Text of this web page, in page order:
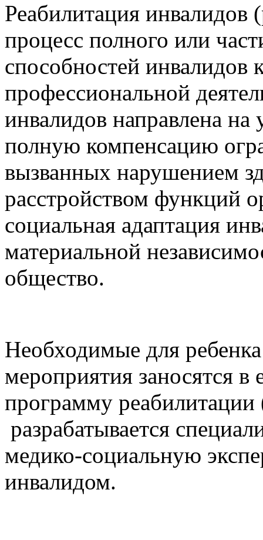
Реабилитация инвалидов
процесс полного или
способностей
профессиональной
инвалидов направлена
полную компенсацию
вызванных нарушением
расстройством функций
социальная адаптация
материальной
общество.
Необходимые для
мероприятия заносятся
программу
разрабатывается
медико-социальную
инвалидом.